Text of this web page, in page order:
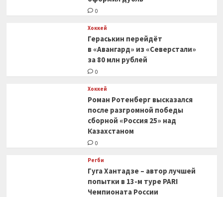
0
Хоккей
Гераськин перейдёт
в «Авангард» из «Северстали»
за 80 млн рублей
0
Хоккей
Роман Ротенберг высказался
после разгромной победы
сборной «Россия 25» над
Казахстаном
0
Регби
Гуга Хантадзе – автор лучшей
попытки в 13-м туре PARI
Чемпионата России